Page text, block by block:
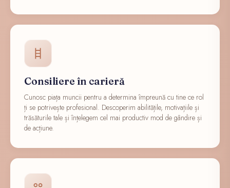
Consiliere în carieră
Cunosc piața muncii pentru a determina împreună cu tine ce rol
ți se potrivește profesional. Descoperim abilitățile, motivațiile și
trăsăturile tale și înțelegem cel mai productiv mod de gândire și
de acțiune.